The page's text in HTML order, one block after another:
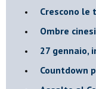
Crescono le
Ombre
27 gennaio,
Countdown